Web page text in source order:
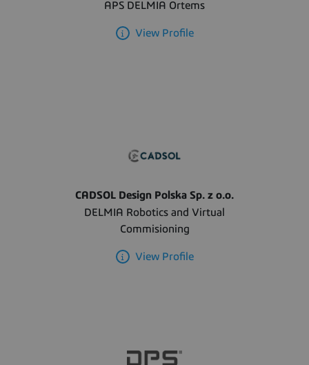
APS DELMIA Ortems
View Profile
CADSOL Design Polska Sp. z o.o.
DELMIA Robotics and Virtual
Commisioning
View Profile